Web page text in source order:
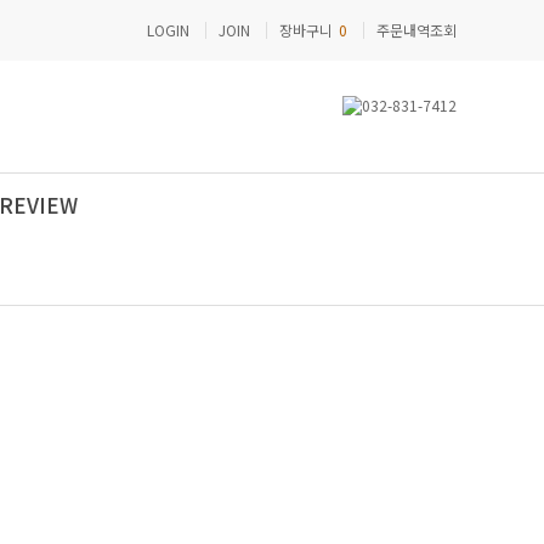
주문내역조회
장바구니 0
JOIN
LOGIN
REVIEW